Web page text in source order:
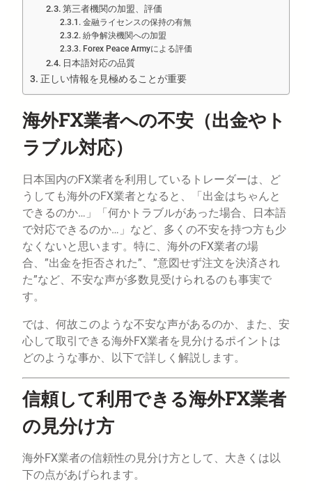
第三者機関の加盟、評価
金融ライセンスの保持の有無
紛争解決機関への加盟
Forex Peace Armyによる評価
日本語対応の品質
正しい情報を見極めることが重要
海外FX業者への不安（出金やト
ラブル対応）
日本国内のFX業者を利用しているトレーダーは、ど
うしても海外のFX業者となると、「出金はちゃんと
できるのか…」「何かトラブルがあった場合、日本語
で対応できるのか…」など、多くの不安を持つ方も少
なくないと思います。特に、海外のFX業者の場
合、”出金を拒否された”、”意図せず注文を決済され
た”など、不安な声が多数見受けられるのも事実で
す。
では、何故このような不安な声があるのか、また、安
心して取引できる海外FX業者を見分けるポイントは
どのような事か、以下で詳しく解説します。
信頼して利用できる海外FX業者
の見分け方
海外FX業者の信頼性の見分け方として、大きくは以
下の点があげられます。